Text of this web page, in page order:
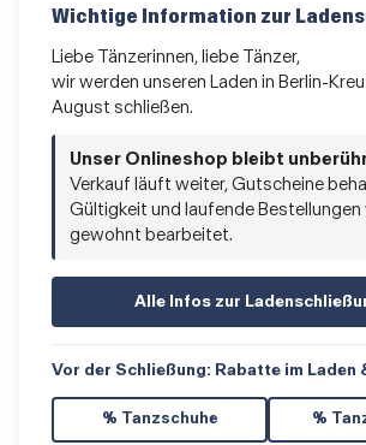
Newsletter bestellen
Das Kleingedruckte
Vertrag widerrufen
© 2026 Hacke & Spitze
Wichtige Information zur
Liebe Tänzerinnen, liebe Tänzer,
wir werden unseren Laden in Berlin-
August schließen.
Unser Onlineshop bleibt
Verkauf läuft weiter, Gutscheine
Gültigkeit und laufende Bestellungen
gewohnt bearbeitet.
Alle Infos zur
Vor der Schließung: Rabatte im Laden
% Tanzschuhe %